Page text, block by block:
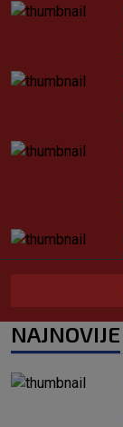
NAJNOVIJE